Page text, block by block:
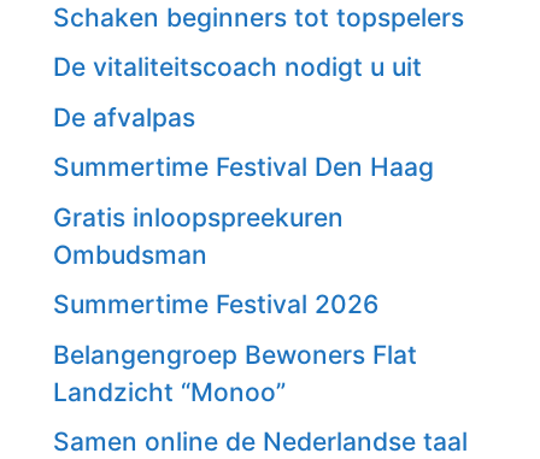
Schaken beginners tot topspelers
De vitaliteitscoach nodigt u uit
De afvalpas
Summertime Festival Den Haag
Gratis inloopspreekuren
Ombudsman
Summertime Festival 2026
Belangengroep Bewoners Flat
Landzicht “Monoo”
Samen online de Nederlandse taal